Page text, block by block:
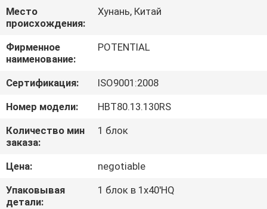
НАС
ПУТЕШЕСТВИЕ
ФАБРИКИ
ПРОВЕРКА
КАЧЕСТВА
СВЯЖИТЕСЬ
МЫ
Место
происхождения:
Хунань, Китай
Фирменное
наименование:
POTENTIAL
Сертификация:
ISO9001:2008
Номер модели:
HBT80.13.130RS
Количество мин
заказа:
1 блок
Цена:
negotiable
Упаковывая
детали:
1 блок в 1x40'HQ